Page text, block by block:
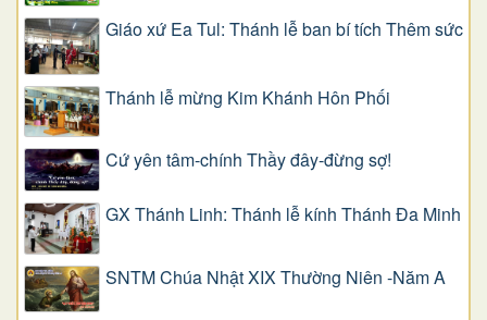
Giáo xứ Ea Tul: Thánh lễ ban bí tích Thêm sức
Thánh lễ mừng Kim Khánh Hôn Phối
Cứ yên tâm-chính Thầy đây-đừng sợ!
GX Thánh Linh: Thánh lễ kính Thánh Đa Minh
SNTM Chúa Nhật XIX Thường Niên -Năm A